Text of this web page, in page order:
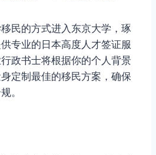
民的方式进入东京大学，琢
专业的日本高度人才签证服
政书士将根据你的个人背景
定制最佳的移民方案，确保
。